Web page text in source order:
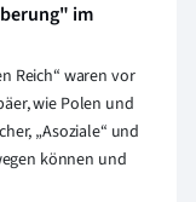
im
Reich“ waren vor
wie Polen und
„Asoziale“ und
können und